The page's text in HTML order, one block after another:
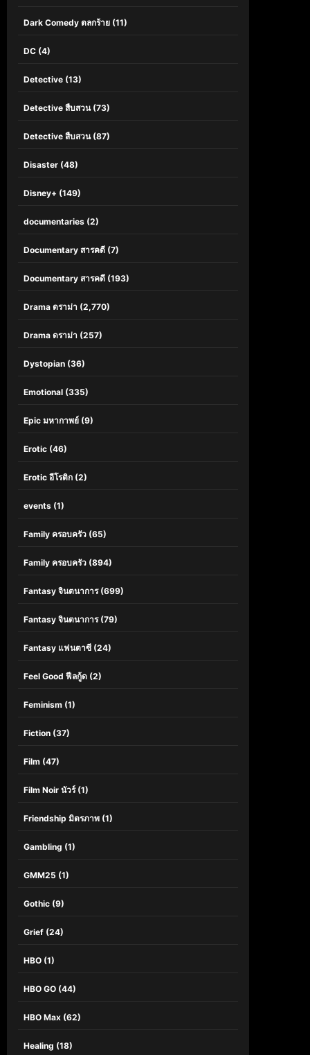
Dark Comedy ตลกร้าย (11)
DC (4)
Detective (13)
Detective สืบสวน(73)
Detective สืบสวน(87)
Disaster (48)
Disney+ (149)
documentaries (2)
Documentary สารคดี (7)
Documentary สารคดี (193)
Drama ดราม่า (2,770)
Drama ดราม่า (257)
Dystopian (36)
Emotional (335)
Epic มหากาพย์ (9)
Erotic (46)
Erotic อีโรติก (2)
events (1)
Family ครอบครัว (65)
Family ครอบครัว (894)
Fantasy จินตนาการ(699)
Fantasy จินตนาการ(79)
Fantasy แฟนตาซี (24)
Feel Good ฟีลกู้ด (2)
Feminism (1)
Fiction (37)
Film (47)
Film Noir นัวร์(1)
Friendship มิตรภาพ (1)
Gambling (1)
GMM25 (1)
Gothic (9)
Grief (24)
HBO (1)
HBO GO (44)
HBO Max (62)
Healing (18)